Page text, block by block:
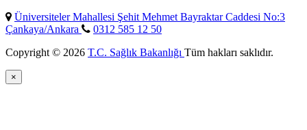
Üniversiteler Mahallesi Şehit Mehmet Bayraktar Caddesi No:3
Çankaya/Ankara
0312 585 12 50
Copyright © 2026 T.C. Sağlık Bakanlığı Tüm hakları saklıdır.
×